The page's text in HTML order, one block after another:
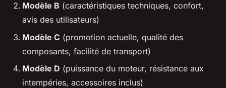
Modèle B (caractéristiques techniques, confort,
avis des utilisateurs)
Modèle C (promotion actuelle, qualité des
composants, facilité de transport)
Modèle D (puissance du moteur, résistance aux
intempéries, accessoires inclus)